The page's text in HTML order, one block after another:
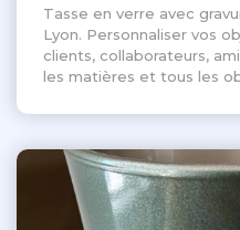
Tasse en verre avec
Lyon. Personnaliser vos
clients, collaborateurs,
les matières et tous les